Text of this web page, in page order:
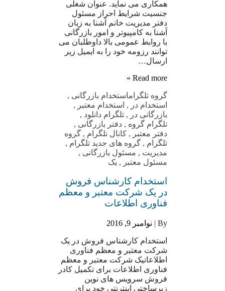
همکاری می نماید. عنوان شغلی
جنسیت شرایط احراز مسئول
دفتر مدیریت خانم آشنا به زبان
آشنا به کامپیوتر و امور بازرگانی
با روابط عمومی بالا داوطلبان می
توانند رزومه خود را به ایمیل زیر
ارسال…
Read more »
گروه تلگراماستخدام بازرگانی ,
استخدام در , استخدام معتبر ,
بازرگانی در , تلگرام دانلود ,
تلگرام گروه , دفتر بازرگانی ,
دفتر معتبر , کانال تلگرام , گروه
تلگرام , گروه های جدید تلگرام ,
مدیریت , مسئول بازرگانی ,
مسئول معتبر , یک
استخدام کارشناس فروش
در یک شرکت معتبر و معظم
فناوری اطلاعات
By | نوامبر 9, 2016
استخدام کارشناس فروش در یک
شرکت معتبر و معظم فناوری
اطلاعاتیک شرکت معتبر و معظم
فناوری اطلاعات برای تکمیل کادر
فروش سرویس های نوین
زیرساختی اینترنتی خود برای